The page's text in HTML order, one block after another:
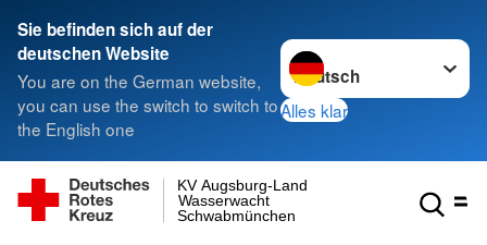
Sie befinden sich auf der
deutschen Website
You are on the German website,
you can use the switch to switch to
the English one
Sprache wechseln zu
Alles klar
Schwabmünchen
Wasserwacht
KV Augsburg-Land